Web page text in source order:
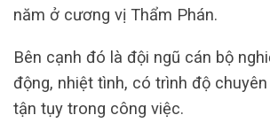
năm ở cương vị Thẩm Phán.
Bên cạnh đó là đội ngũ cán bộ
động, nhiệt tình, có trình độ
tận tụy trong công việc.